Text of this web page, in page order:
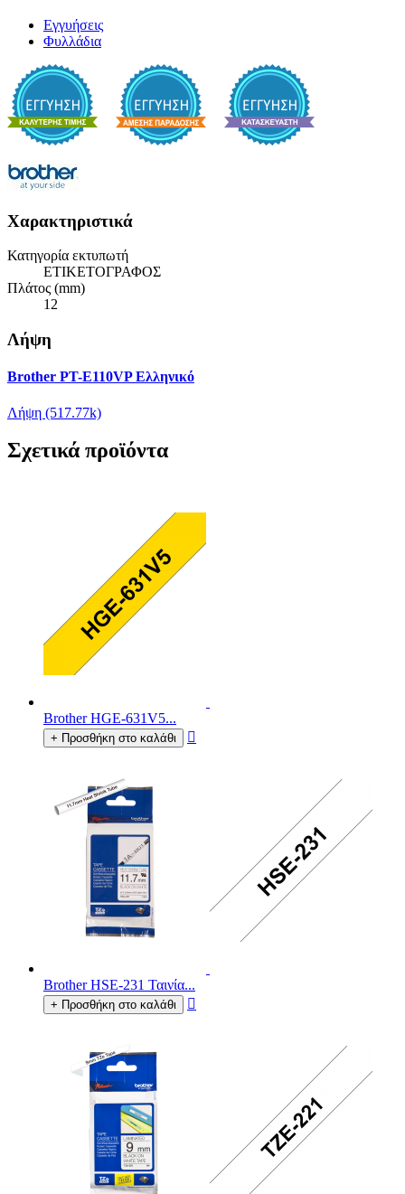
Εγγυήσεις
Φυλλάδια
Χαρακτηριστικά
Κατηγορία εκτυπωτή
ΕΤΙΚΕΤΟΓΡΑΦΟΣ
Πλάτος (mm)
12
Λήψη
Brother PT-E110VP Ελληνικό
Λήψη (517.77k)
Σχετικά προϊόντα
Brother HGE-631V5...
+ Προσθήκη στο καλάθι 
Brother HSE-231 Ταινία...
+ Προσθήκη στο καλάθι 